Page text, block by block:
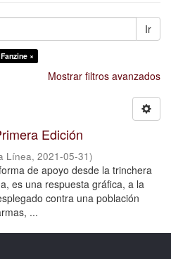
Ir
×
Mostrar filtros avanzados
Edición
Línea, 2021-05-31)
de apoyo desde la trinchera
es una respuesta gráfica, a la
contra una población
...